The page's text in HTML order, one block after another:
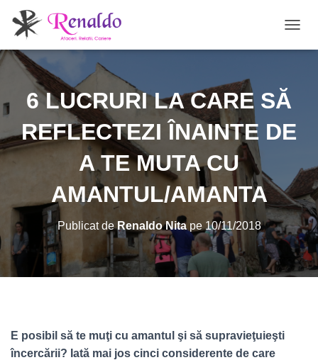
O
A
A
R
E
A
6 LUCRURI LA CARE SĂ
REFLECTEZI ÎNAINTE DE
A TE MUTA CU
AMANTUL/AMANTA
Publicat deRenaldo Nitape10/11/2018
E posibil să te muţi cu amantul şi să supravieţuieşti
încercării? Iată mai jos cinci considerente de care